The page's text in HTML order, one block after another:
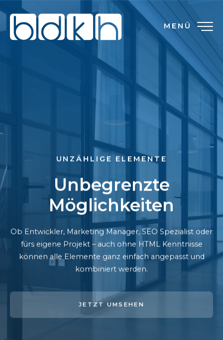
MENÜ
UNZÄHLIGE ELEMENTE
Unbegrenzte
Möglichkeiten
Ob Entwickler, Marketing Manager, SEO Spezialist oder
fürs eigene Projekt – auch ohne HTML Kenntnisse
können alle Elemente ganz einfach angepasst und
kombiniert werden.
JETZT UMSEHEN